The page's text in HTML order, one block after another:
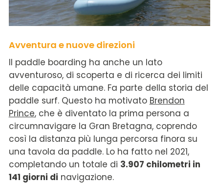
Avventura e nuove direzioni
Il paddle boarding ha anche un lato
avventuroso, di scoperta e di ricerca dei limiti
delle capacità umane. Fa parte della storia del
paddle surf. Questo ha motivato Brendon
Prince, che è diventato la prima persona a
circumnavigare la Gran Bretagna, coprendo
così la distanza più lunga percorsa finora su
una tavola da paddle. Lo ha fatto nel 2021,
completando un totale di 3.907 chilometri in
141 giorni di navigazione.